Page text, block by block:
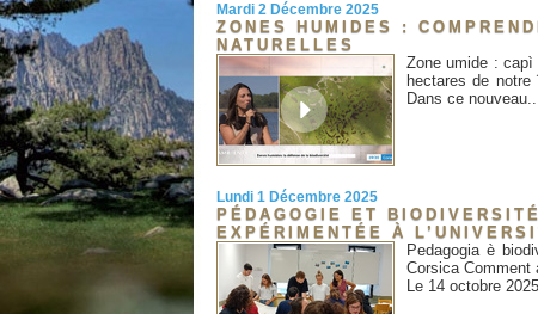
Mardi 2 Décembre 2025
ZONES HUMIDES :
NATURELLES
Zone umide : capì
hectares de
Dans ce
Lundi 1 Décembre 2025
PÉDAGOGIE ET
EXPÉRIMENTÉE À
Pedagogia è
Corsica Comment
Le 14 octobre